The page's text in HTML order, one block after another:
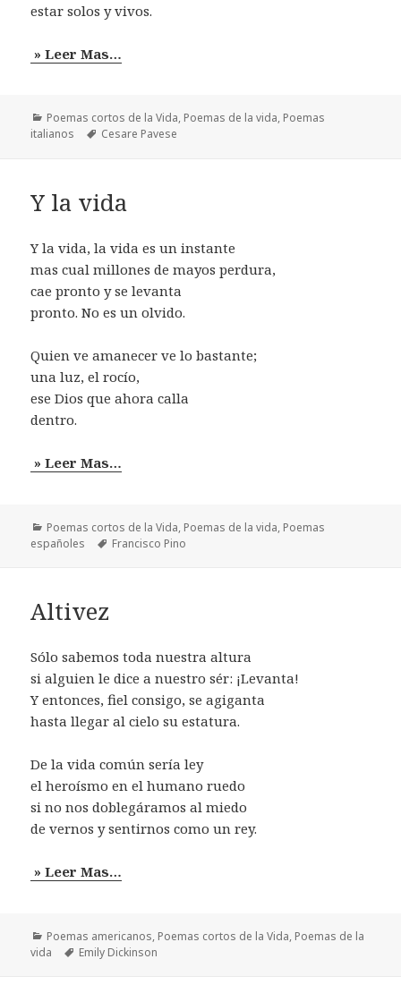
estar solos y vivos.
» Leer Mas…
Categorías
Poemas cortos de la Vida, Poemas de la vida, Poemas
italianos
Etiquetas
Cesare Pavese
Y la vida
Y la vida, la vida es un instante
mas cual millones de mayos perdura,
cae pronto y se levanta
pronto. No es un olvido.
Quien ve amanecer ve lo bastante;
una luz, el rocío,
ese Dios que ahora calla
dentro.
» Leer Mas…
Categorías
Poemas cortos de la Vida, Poemas de la vida, Poemas
españoles
Etiquetas
Francisco Pino
Altivez
Sólo sabemos toda nuestra altura
si alguien le dice a nuestro sér: ¡Levanta!
Y entonces, fiel consigo, se agiganta
hasta llegar al cielo su estatura.
De la vida común sería ley
el heroísmo en el humano ruedo
si no nos doblegáramos al miedo
de vernos y sentirnos como un rey.
» Leer Mas…
Categorías
Poemas americanos, Poemas cortos de la Vida, Poemas de la
vida
Etiquetas
Emily Dickinson